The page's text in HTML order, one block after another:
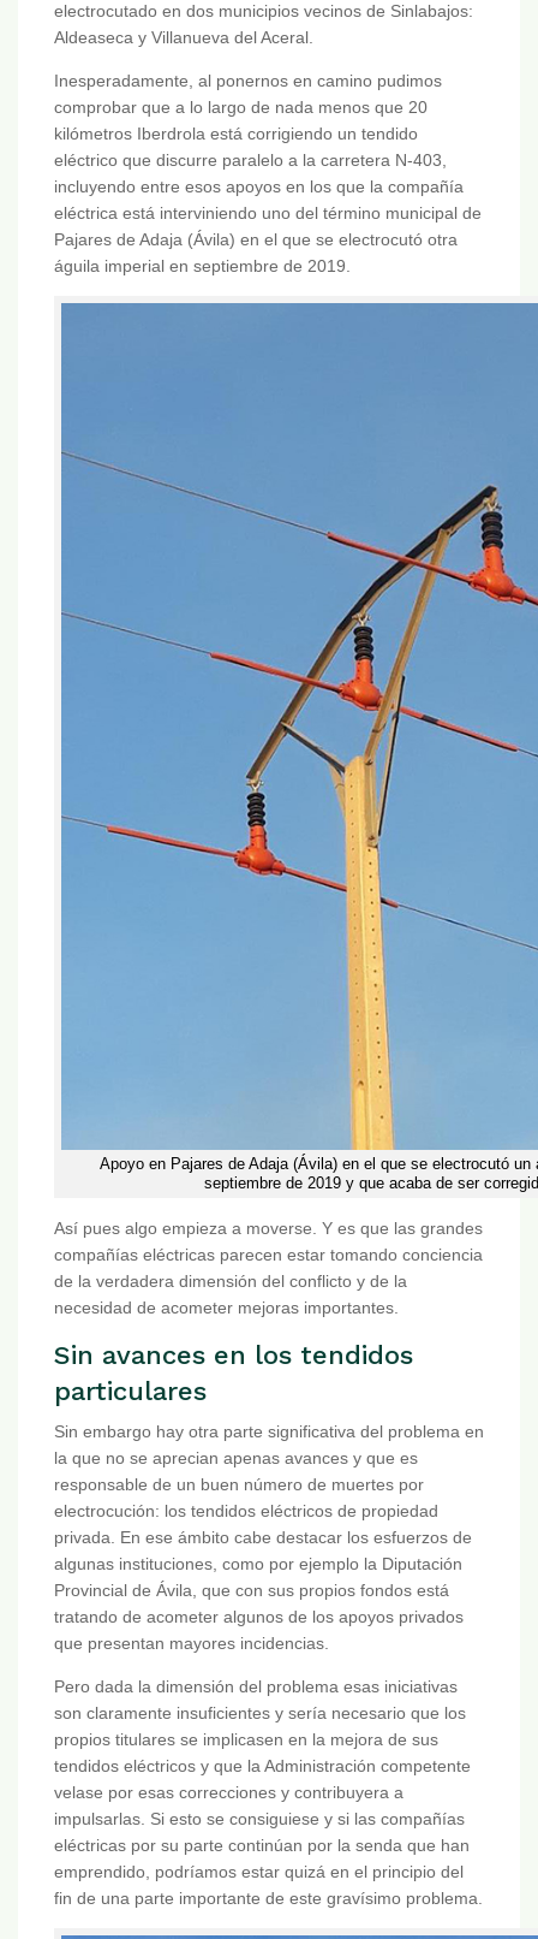
electrocutado en dos municipios vecinos de Sinlabajos:
Aldeaseca y Villanueva del Aceral.
Inesperadamente, al ponernos en camino pudimos
comprobar que a lo largo de nada menos que 20
kilómetros Iberdrola está corrigiendo un tendido
eléctrico que discurre paralelo a la carretera N-403,
incluyendo entre esos apoyos en los que la compañía
eléctrica está interviniendo uno del término municipal de
Pajares de Adaja (Ávila) en el que se electrocutó otra
águila imperial en septiembre de 2019.
Apoyo en Pajares de Adaja (Ávila) en el que se electrocutó un
septiembre de 2019 y que acaba de ser
Así pues algo empieza a moverse. Y es que las grandes
compañías eléctricas parecen estar tomando conciencia
de la verdadera dimensión del conflicto y de la
necesidad de acometer mejoras importantes.
Sin avances en los tendidos
particulares
Sin embargo hay otra parte significativa del problema en
la que no se aprecian apenas avances y que es
responsable de un buen número de muertes por
electrocución: los tendidos eléctricos de propiedad
privada. En ese ámbito cabe destacar los esfuerzos de
algunas instituciones, como por ejemplo la Diputación
Provincial de Ávila, que con sus propios fondos está
tratando de acometer algunos de los apoyos privados
que presentan mayores incidencias.
Pero dada la dimensión del problema esas iniciativas
son claramente insuficientes y sería necesario que los
propios titulares se implicasen en la mejora de sus
tendidos eléctricos y que la Administración competente
velase por esas correcciones y contribuyera a
impulsarlas. Si esto se consiguiese y si las compañías
eléctricas por su parte continúan por la senda que han
emprendido, podríamos estar quizá en el principio del
fin de una parte importante de este gravísimo problema.